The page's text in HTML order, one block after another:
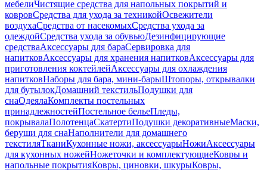
мебелиЧистящие средства для напольных покрытий и
ковровСредства для ухода за техникойОсвежители
воздухаСредства от насекомыхСредства ухода за
одеждойСредства ухода за обувьюДезинфицирующие
средстваАксессуары для бараСервировка для
напитковАксессуары для хранения напитковАксессуары для
приготовления коктейлейАксессуары для охлаждения
напитковНаборы для бара, мини-барыШтопоры, открывалки
для бутылокДомашний текстильПодушки для
снаОдеялаКомплекты постельных
принадлежностейПостельное бельеПледы,
покрывалаПолотенцаСкатертиПодушки декоративныеМаски,
беруши для снаНаполнители для домашнего
текстиляТканиКухонные ножи, аксессуарыНожиАксессуары
для кухонных ножейНожеточки и комплектующиеКовры и
напольные покрытияКовры, циновки, шкурыКовры,